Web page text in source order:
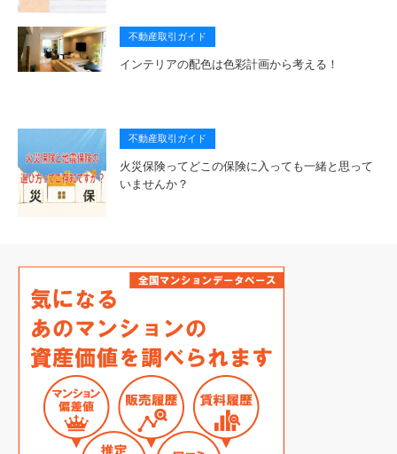
不動産取引ガイド
インテリアの配色は色彩計画から考える！
不動産取引ガイド
火災保険ってどこの保険に入っても一緒と思って
いませんか？